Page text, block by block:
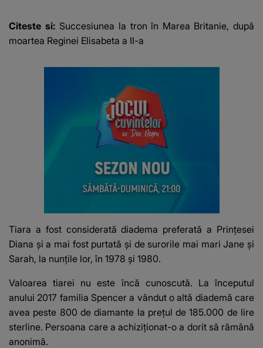
fanilor
Citeste si: Succesiunea la tron în Marea Britanie, după
moartea Reginei Elisabeta a II-a
Tiara a fost considerată diadema preferată a Prințesei
Diana și a mai fost purtată și de surorile mai mari Jane și
Sarah, la nunțile lor, în 1978 și 1980.
Valoarea tiarei nu este încă cunoscută. La începutul
anului 2017 familia Spencer a vândut o altă diademă care
avea peste 800 de diamante la prețul de 185.000 de lire
sterline. Persoana care a achiziționat-o a dorit să rămână
anonimă.